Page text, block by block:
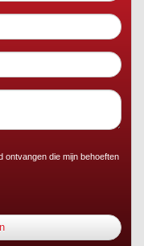
ontvangen die mijn behoeften